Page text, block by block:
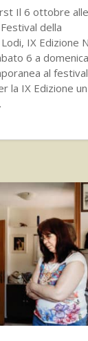
Il 6 ottobre
della
IX Edizione
6 a
al
la IX Edizione un